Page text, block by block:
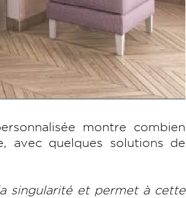
montre combien
avec quelques solutions de
singularité et permet à cette